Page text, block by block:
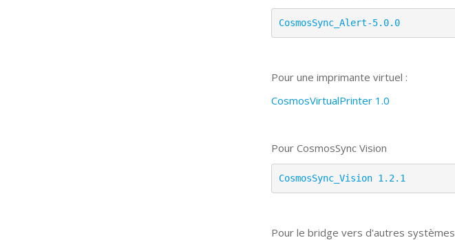
CosmosSync_Alert-5.0.0
Pour une imprimante virtuel :
CosmosVirtualPrinter 1.0
Pour CosmosSync Vision
CosmosSync_Vision 1.2.1
Pour le bridge vers d'autres systèmes